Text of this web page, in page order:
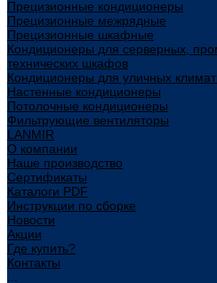
Прецизионные кондиционеры
Прецизионные межрядные
Прецизионные шкафные
Кондиционеры для серверных,
технических шкафов
Кондиционеры для уличных
Настенные кондиционеры
Потолочные кондиционеры
Фильтрующие вентиляторы
LANMIR
О компании
Наше производство
Сертификаты
Каталоги PDF
Инструкции по сборке
Новости
Акции
Где купить?
Контакты